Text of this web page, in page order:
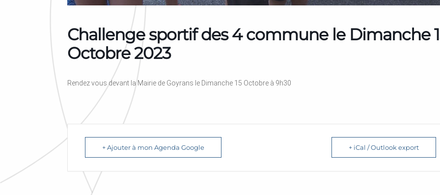
Challenge sportif des 4 commune le Dimanche
Octobre 2023
Rendez vous devant la Mairie de Goyrans le Dimanche 15 Octobre à 9h30
+ Ajouter à mon Agenda Google + iCal / Outlook export